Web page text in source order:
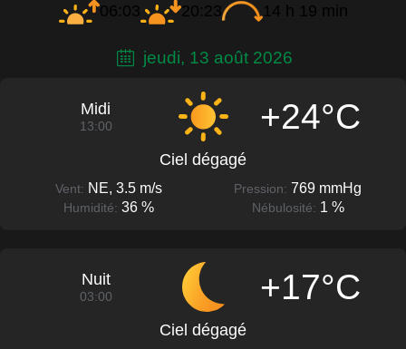
06:03 20:23 14 h 19 min
jeudi, 13 août 2026
Midi
13:00 +24°C
Ciel dégagé
Vent: NE, 3.5 m/s Pression: 769 mmHg
Humidité: 36 % Nébulosité: 1 %
Nuit
03:00 +17°C
Ciel dégagé